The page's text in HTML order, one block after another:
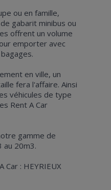
ou en famille,
gabarit minibus ou
offrent un volume
emporter avec
en ville, un
fera l'affaire. Ainsi
véhicules de type
Rent A Car
gamme de
au 20m3.
Car : HEYRIEUX